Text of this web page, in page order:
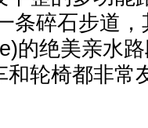
条碎石步道
的绝美亲水
和轮椅都非常